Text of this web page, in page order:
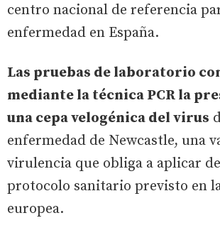
centro nacional de referencia
enfermedad en España.
Las pruebas de laboratorio
mediante la técnica PCR la
una cepa velogénica del virus
enfermedad de Newcastle, una
virulencia que obliga a aplicar
protocolo sanitario previsto en
europea.